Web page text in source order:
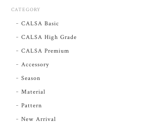
CATEGORY
CALSA Basic
CALSA High Grade
CALSA Premium
Accessory
Season
Material
Pattern
New Arrival